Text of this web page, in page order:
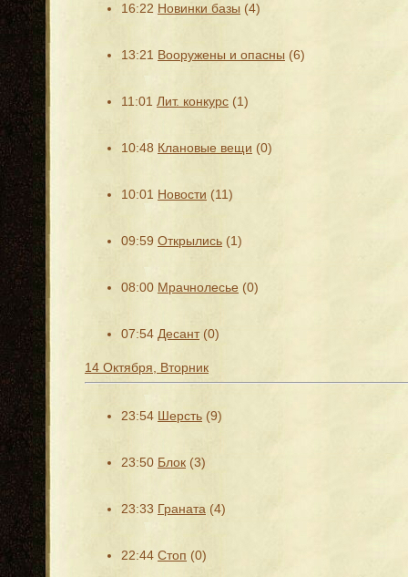
16:22 Новинки базы (4)
13:21 Вооружены и опасны (6)
11:01 Лит. конкурс (1)
10:48 Клановые вещи (0)
10:01 Новости (11)
09:59 Открылись (1)
08:00 Мрачнолесье (0)
07:54 Десант (0)
14 Октября, Вторник
23:54 Шерсть (9)
23:50 Блок (3)
23:33 Граната (4)
22:44 Стоп (0)